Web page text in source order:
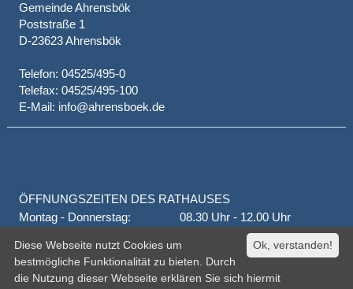
Gemeinde Ahrensbök
Poststraße 1
D-23623 Ahrensbök
Telefon: 04525/495-0
Telefax: 04525/495-100
E-Mail: info@ahrensboek.de
ÖFFNUNGSZEITEN DES RATHAUSES
Montag - Donnerstag:
08.30 Uhr - 12.00 Uhr
14.00 Uhr - 18.00 Uhr
jeden 1. und 3. Montag
16.00 Uhr - 18.00 Uhr
Freitag
geschlossen
oder nach Vereinbarung
Ok, verstanden!
Diese Webseite nutzt Cookies um
bestmögliche Funktionalität zu bieten. Durch
die Nutzung dieser Webseite erklären Sie sich hiermit